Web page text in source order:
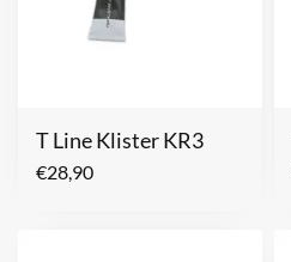
T Line Klister KR3
€28,90